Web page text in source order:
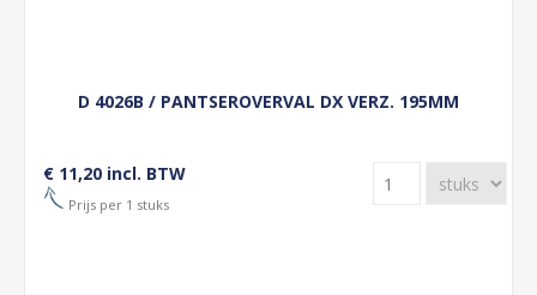
D 4026B / PANTSEROVERVAL DX VERZ. 195MM
€ 11,20 incl. BTW
Prijs per 1 stuks